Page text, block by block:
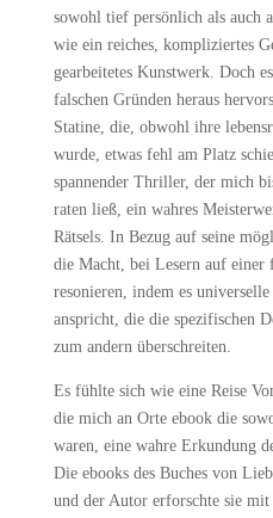
sowohl tief persönlich als auch
wie ein reiches, kompliziertes
gearbeitetes Kunstwerk. Doch
falschen Gründen heraus
Statine, die, obwohl ihre
wurde, etwas fehl am Platz
spannender Thriller, der mich
raten ließ, ein wahres
Rätsels. In Bezug auf seine
die Macht, bei Lesern auf einer
resonieren, indem es
anspricht, die die spezifischen
zum andern überschreiten.
Es fühlte sich wie eine Reise
die mich an Orte ebook die
waren, eine wahre Erkundung
Die ebooks des Buches von
und der Autor erforschte sie